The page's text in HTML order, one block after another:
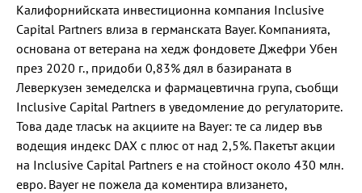
Калифорнийската инвестиционна компания Inclusive
Capital Partners влиза в германската Bayer. Компанията,
основана от ветерана на хедж фондовете Джефри Убен
през 2020 г., придоби 0,83% дял в базираната в
Леверкузен земеделска и фармацевтична група, съобщи
Inclusive Capital Partners в уведомление до регулаторите.
Това даде тласък на акциите на Bayer: те са лидер във
водещия индекс DAX с плюс от над 2,5%. Пакетът акции
на Inclusive Capital Partners е на стойност около 430 млн.
евро. Bayer не пожела да коментира влизането,